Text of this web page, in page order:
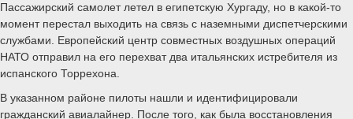
Пассажирский самолет летел в египетскую Хургаду, но в какой-то
момент перестал выходить на связь с наземными диспетчерскими
службами. Европейский центр совместных воздушных операций
НАТО отправил на его перехват два итальянских истребителя из
испанского Торрехона.
В указанном районе пилоты нашли и идентифицировали
гражданский авиалайнер. После того, как была восстановления